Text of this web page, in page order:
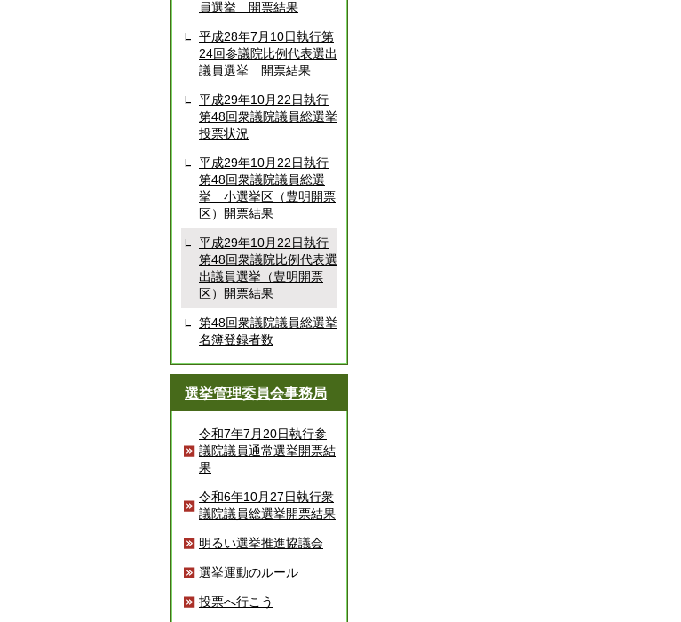
員選挙 開票結果
平成28年7月10日執行第
24回参議院比例代表選出
議員選挙 開票結果
平成29年10月22日執行
第48回衆議院議員総選挙
投票状況
平成29年10月22日執行
第48回衆議院議員総選
挙 小選挙区（豊明開票
区）開票結果
平成29年10月22日執行
第48回衆議院比例代表選
出議員選挙（豊明開票
区）開票結果
第48回衆議院議員総選挙
名簿登録者数
選挙管理委員会事務局
令和7年7月20日執行参
議院議員通常選挙開票結
果
令和6年10月27日執行衆
議院議員総選挙開票結果
明るい選挙推進協議会
選挙運動のルール
投票へ行こう